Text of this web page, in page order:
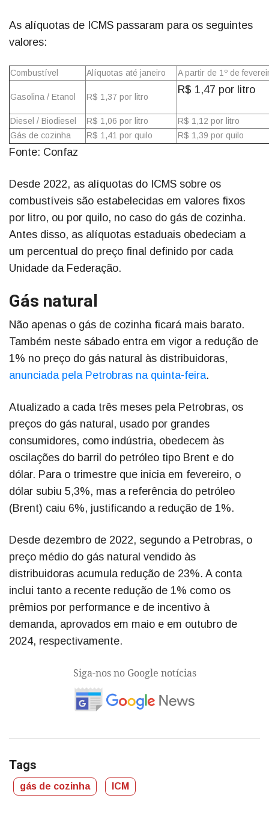
As alíquotas de ICMS passaram para os seguintes
valores:
Combustível Alíquotas até janeiro A partir de 1º de
Gasolina / Etanol R$ 1,37 por litro
R$ 1,47 por litro
Diesel / Biodiesel R$ 1,06 por litro
R$ 1,12 por litro
Gás de cozinha
R$ 1,41 por quilo R$ 1,39 por quilo
Fonte: Confaz
Desde 2022, as alíquotas do ICMS sobre os
combustíveis são estabelecidas em valores fixos
por litro, ou por quilo, no caso do gás de cozinha.
Antes disso, as alíquotas estaduais obedeciam a
um percentual do preço final definido por cada
Unidade da Federação.
Gás natural
Não apenas o gás de cozinha ficará mais barato.
Também neste sábado entra em vigor a redução de
1% no preço do gás natural às distribuidoras,
anunciada pela Petrobras na quinta-feira.
Atualizado a cada três meses pela Petrobras, os
preços do gás natural, usado por grandes
consumidores, como indústria, obedecem às
oscilações do barril do petróleo tipo Brent e do
dólar. Para o trimestre que inicia em fevereiro, o
dólar subiu 5,3%, mas a referência do petróleo
(Brent) caiu 6%, justificando a redução de 1%.
Desde dezembro de 2022, segundo a Petrobras, o
preço médio do gás natural vendido às
distribuidoras acumula redução de 23%. A conta
inclui tanto a recente redução de 1% como os
prêmios por performance e de incentivo à
demanda, aprovados em maio e em outubro de
2024, respectivamente.
Siga-nos no Google notícias
Tags
gás de cozinha ICM